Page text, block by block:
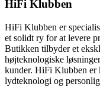
HiFi Klubben
HiFi Klubben er
et solidt ry for at levere
Butikken tilbyder et
højteknologiske
kunder. HiFi Klubben er
lydteknologi og